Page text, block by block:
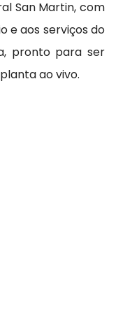
San Martin, com
e aos serviços do
pronto para ser
ao vivo.